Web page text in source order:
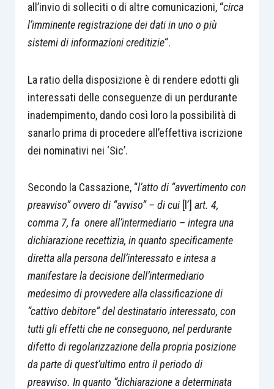
all’invio di solleciti o di altre comunicazioni, “circa
l’imminente registrazione dei dati in uno o più
sistemi di informazioni creditizie“.
La ratio della disposizione è di rendere edotti gli
interessati delle conseguenze di un perdurante
inadempimento, dando così loro la possibilità di
sanarlo prima di procedere all’effettiva iscrizione
dei nominativi nei ‘Sic’.
Secondo la Cassazione, “l’atto di “avvertimento con
preavviso” ovvero di “avviso” – di cui [l’] art. 4,
comma 7, fa onere all’intermediario – integra una
dichiarazione recettizia, in quanto specificamente
diretta alla persona dell’interessato e intesa a
manifestare la decisione dell’intermediario
medesimo di provvedere alla classificazione di
“cattivo debitore” del destinatario interessato, con
tutti gli effetti che ne conseguono, nel perdurante
difetto di regolarizzazione della propria posizione
da parte di quest’ultimo entro il periodo di
preavviso. In quanto “dichiarazione a determinata